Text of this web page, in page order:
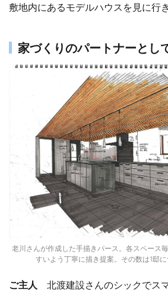
敷地内にあるモデルハウスを見に行
家づくりのパートナーとし
老川さんが作成した手描きパース。各スペース
すいよう丁寧に描き提案。その数は1邸
ご主人 北渡建設さんのシックでス